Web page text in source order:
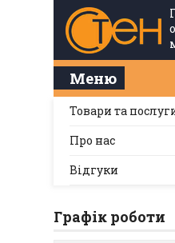
Товари та
Про нас
Відгуки
Графік роботи